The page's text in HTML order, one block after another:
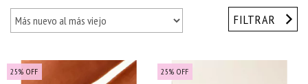
FILTRAR
25% OFF 25% OFF